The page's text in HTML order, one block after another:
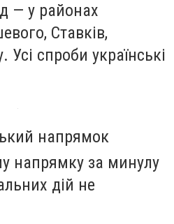
— у районах
Ставків,
спроби українські
напрямок
напрямку за минулу
дій не